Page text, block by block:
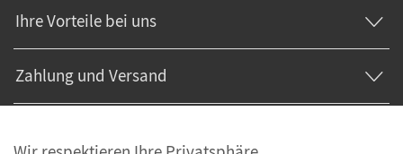
Ihre Vorteile bei uns
Zahlung und Versand